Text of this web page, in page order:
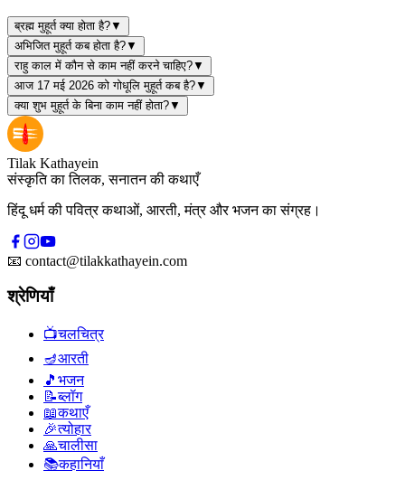
ब्रह्म मुहूर्त क्या होता है?▼
अभिजित मुहूर्त कब होता है?▼
राहु काल में कौन से काम नहीं करने चाहिए?▼
आज 17 मई 2026 को गोधूलि मुहूर्त कब है?▼
क्या शुभ मुहूर्त के बिना काम नहीं होता?▼
Tilak Kathayein
संस्कृति का तिलक, सनातन की कथाएँ
हिंदू धर्म की पवित्र कथाओं, आरती, मंत्र और भजन का संग्रह।
📧 contact@tilakkathayein.com
श्रेणियाँ
📺चलचित्र
🪔आरती
🎵 भजन
📝ब्लॉग
📖कथाएँ
🎉त्योहार
🙏चालीसा
📚कहानियाँ